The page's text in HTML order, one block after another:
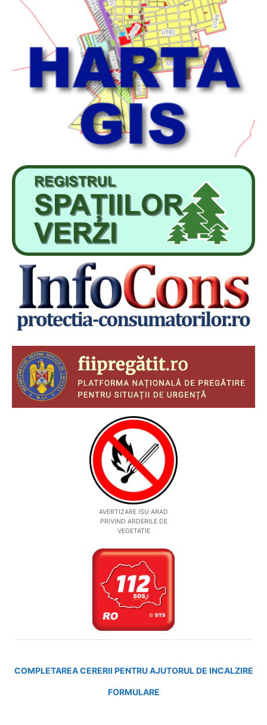
AVERTIZARE ISU ARAD
PRIVIND ARDERILE DE
VEGETATIE
COMPLETAREA CERERII PENTRU AJUTORUL DE INCALZIRE
FORMULARE